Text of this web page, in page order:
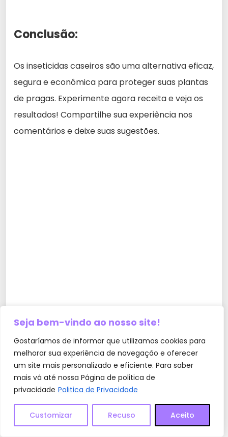
Seja bem-vindo ao nosso site!
Gostaríamos de informar que utilizamos cookies para
melhorar sua experiência de navegação e oferecer
um site mais personalizado e eficiente. Para saber
mais vá até nossa Página de politica de
privacidade Politica de Privacidade
Customizar Recuso Aceito
Conclusão:
Os inseticidas caseiros são uma alternativa eficaz,
segura e econômica para proteger suas plantas
de pragas. Experimente agora receita e veja os
resultados! Compartilhe sua experiência nos
comentários e deixe suas sugestões.